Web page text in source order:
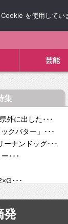
芸能
集
外に出した･･･
クバター」･･･
ナンドッグ･･･
･･･
･･･
今話し･･･
発
を使用して